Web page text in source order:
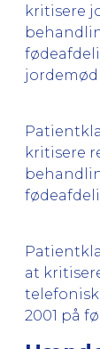
kritisere
kritisere
at
2001 på